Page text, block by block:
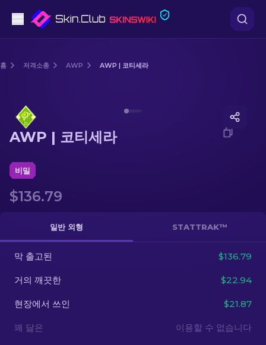
저격소총
장갑
케이스
기타
홈 저격소총 AWP AWP | 코티세라
AWP | 코티세라
비밀
$136.79
일반 외형 STATTRAK™
막 출고된 $136.79
거의 깨끗한 $22.94
현장에서 쓰인 $21.87
꽤 닳은 이용할 수 없습니다